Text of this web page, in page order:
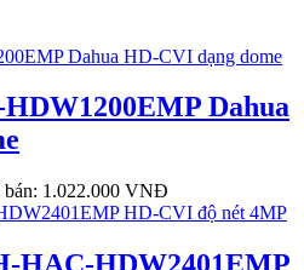
Dahua
bán: 1.022.000 VNĐ